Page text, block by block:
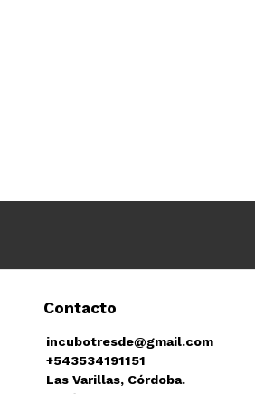
Contacto
incubotresde@gmail.com
+543534191151
Las Varillas, Córdoba.